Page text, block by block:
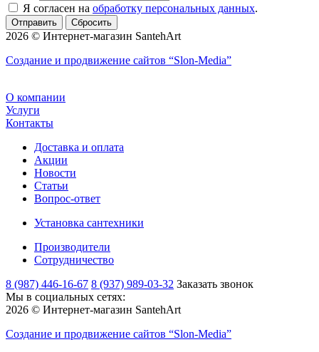
Я согласен на обработку персональных данных.
Сбросить
2026 © Интернет-магазин SantehArt
Создание и продвижение сайтов “Slon-Media”
О компании
Услуги
Контакты
Доставка и оплата
Акции
Новости
Статьи
Вопрос-ответ
Установка сантехники
Производители
Сотрудничество
8 (987) 446-16-67 8 (937) 989-03-32 Заказать звонок
Мы в социальных сетях:
2026 © Интернет-магазин SantehArt
Создание и продвижение сайтов “Slon-Media”